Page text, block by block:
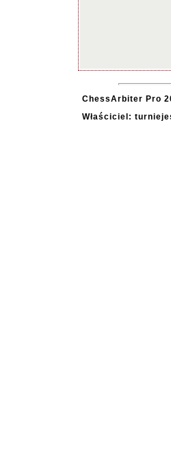
ChessArbiter Pro
Właściciel: